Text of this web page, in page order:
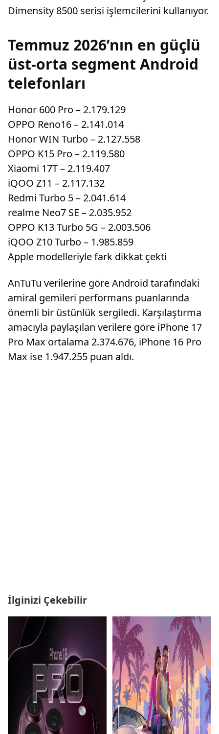
Dimensity 8500 serisi işlemcilerini kullanıyor.
Temmuz 2026’nın en güçlü
üst-orta segment Android
telefonları
Honor 600 Pro – 2.179.129
OPPO Reno16 – 2.141.014
Honor WIN Turbo – 2.127.558
OPPO K15 Pro – 2.119.580
Xiaomi 17T – 2.119.407
iQOO Z11 – 2.117.132
Redmi Turbo 5 – 2.041.614
realme Neo7 SE – 2.035.952
OPPO K13 Turbo 5G – 2.003.506
iQOO Z10 Turbo – 1.985.859
Apple modelleriyle fark dikkat çekti
AnTuTu verilerine göre Android tarafındaki
amiral gemileri performans puanlarında
önemli bir üstünlük sergiledi. Karşılaştırma
amacıyla paylaşılan verilere göre iPhone 17
Pro Max ortalama 2.374.676, iPhone 16 Pro
Max ise 1.947.255 puan aldı.
İlginizi Çekebilir